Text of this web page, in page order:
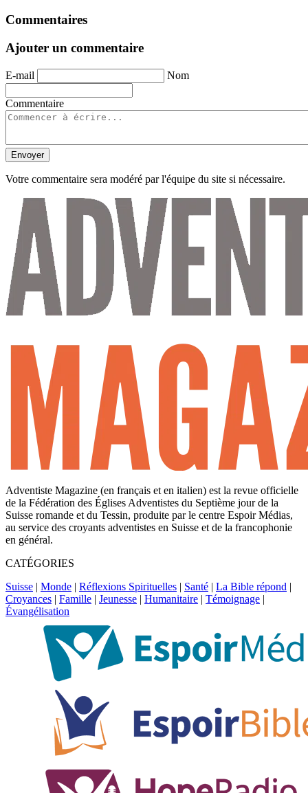
Commentaires
Ajouter un commentaire
E-mail Nom
Commentaire
Envoyer
Votre commentaire sera modéré par l'équipe du site si nécessaire.
Adventiste Magazine (en français et en italien) est la revue officielle
de la Fédération des Églises Adventistes du Septième jour de la
Suisse romande et du Tessin, produite par le centre Espoir Médias,
au service des croyants adventistes en Suisse et de la francophonie
en général.
CATÉGORIES
Suisse | Monde | Réflexions Spirituelles | Santé | La Bible répond |
Croyances | Famille | Jeunesse | Humanitaire | Témoignage |
Évangélisation